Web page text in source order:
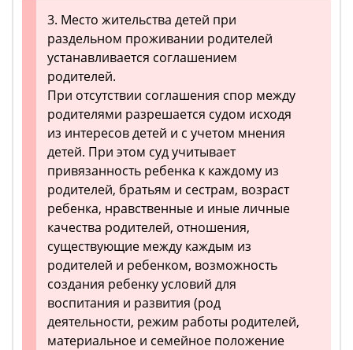
3. Место жительства детей при
раздельном проживании родителей
устанавливается соглашением
родителей.
При отсутствии соглашения спор между
родителями разрешается судом исходя
из интересов детей и с учетом мнения
детей. При этом суд учитывает
привязанность ребенка к каждому из
родителей, братьям и сестрам, возраст
ребенка, нравственные и иные личные
качества родителей, отношения,
существующие между каждым из
родителей и ребенком, возможность
создания ребенку условий для
воспитания и развития (род
деятельности, режим работы родителей,
материальное и семейное положение